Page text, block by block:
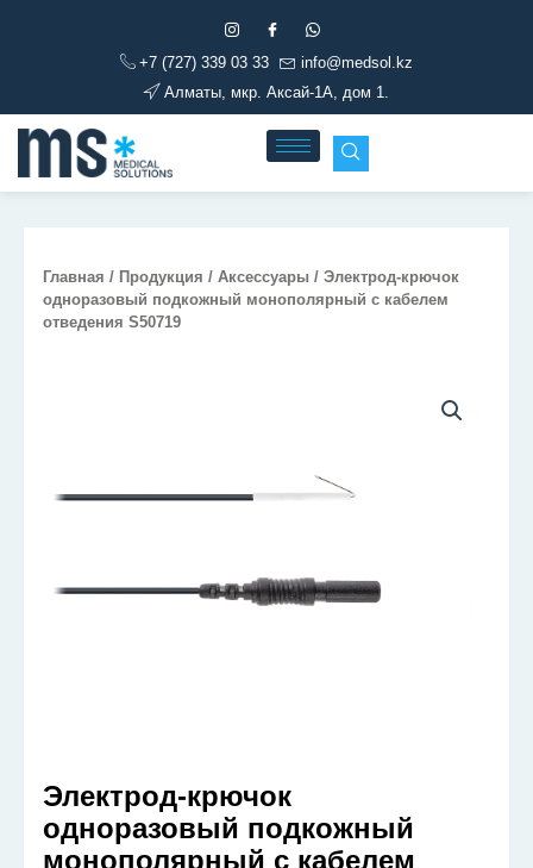
+7 (727) 339 03 33
info@medsol.kz
Алматы, мкр. Аксай-1А, дом 1.
Главная / Продукция / Аксессуары / Электрод-крючок
одноразовый подкожный монополярный с кабелем
отведения S50719
Электрод-крючок
одноразовый подкожный
монополярный с кабелем